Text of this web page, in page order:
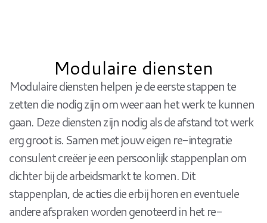
Modulaire diensten
Modulaire diensten helpen je de eerste stappen te
zetten die nodig zijn om weer aan het werk te kunnen
gaan. Deze diensten zijn nodig als de afstand tot werk
erg groot is. Samen met jouw eigen re-integratie
consulent creëer je een persoonlijk stappenplan om
dichter bij de arbeidsmarkt te komen. Dit
stappenplan, de acties die erbij horen en eventuele
andere afspraken worden genoteerd in het re-